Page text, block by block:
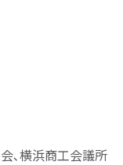
､横浜商工会議所